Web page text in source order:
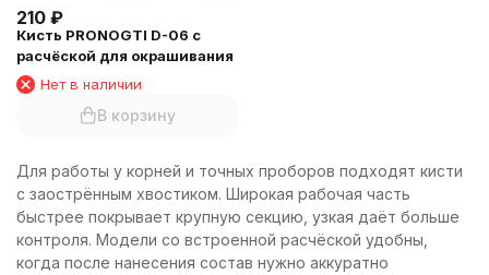
210 ₽
Кисть PRONOGTI D-06 с
расчёской для окрашивания
Нет в наличии
В корзину
Для работы у корней и точных проборов подходят кисти
с заострённым хвостиком. Широкая рабочая часть
быстрее покрывает крупную секцию, узкая даёт больше
контроля. Модели со встроенной расчёской удобны,
когда после нанесения состав нужно аккуратно